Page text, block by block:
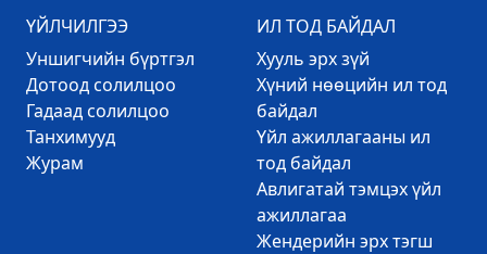
ҮЙЛЧИЛГЭЭ
Уншигчийн бүртгэл
Дотоод солилцоо
Гадаад солилцоо
Танхимууд
Журам
ИЛ ТОД БАЙДАЛ
Хууль эрх зүй
Хүний нөөцийн ил тод
байдал
Үйл ажиллагааны ил
тод байдал
Авлигатай тэмцэх үйл
ажиллагаа
Жендерийн эрх тэгш